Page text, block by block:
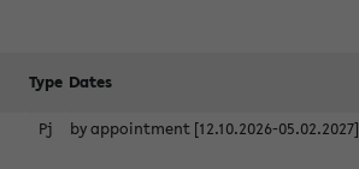
Type Dates
Pj by appointment [12.10.2026-05.02.2027]